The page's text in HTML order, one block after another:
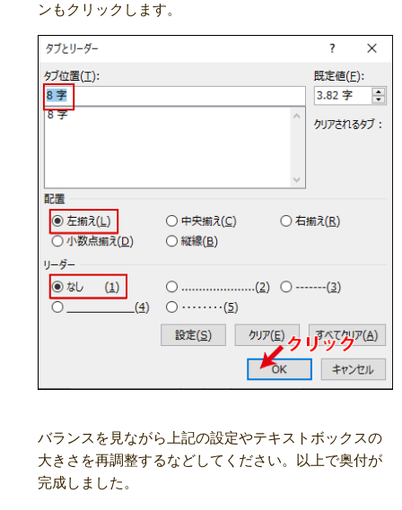
ンもクリックします。
バランスを見ながら上記の設定やテキストボックスの
大きさを再調整するなどしてください。以上で奥付が
完成しました。